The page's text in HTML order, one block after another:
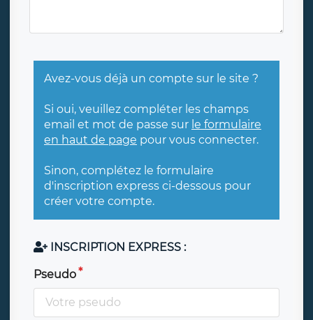
Avez-vous déjà un compte sur le site ?
Si oui, veuillez compléter les champs
email et mot de passe sur le formulaire
en haut de page pour vous connecter.
Sinon, complétez le formulaire
d'inscription express ci-dessous pour
créer votre compte.
INSCRIPTION EXPRESS :
Pseudo